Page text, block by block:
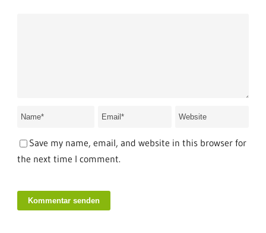
Save my name, email, and website in this browser for
the next time I comment.